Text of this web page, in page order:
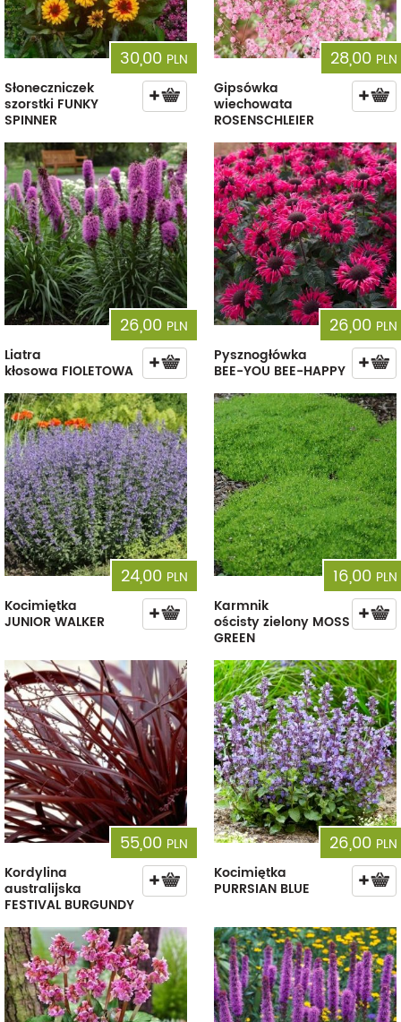
30,00 PLN
Słoneczniczek
szorstki FUNKY
SPINNER
28,00 PLN
Gipsówka
wiechowata
ROSENSCHLEIER
26,00 PLN
Liatra
kłosowa FIOLETOWA
26,00 PLN
Pysznogłówka
BEE-YOU BEE-HAPPY
24,00 PLN
Kocimiętka
JUNIOR WALKER
16,00 PLN
Karmnik
ościsty zielony MOSS
GREEN
55,00 PLN
Kordylina
australijska
FESTIVAL BURGUNDY
26,00 PLN
Kocimiętka
PURRSIAN BLUE